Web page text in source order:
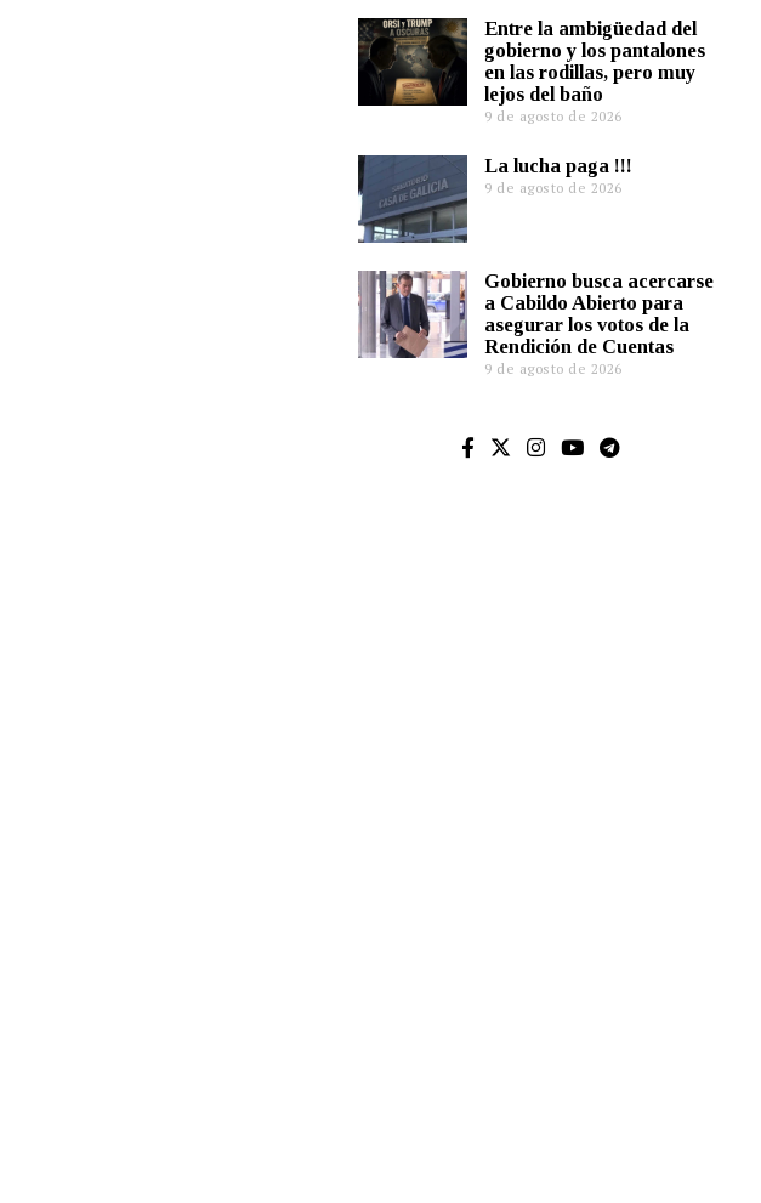
Entre la ambigüedad del
gobierno y los pantalones
en las rodillas, pero muy
lejos del baño
9 de agosto de 2026
La lucha paga !!!
9 de agosto de 2026
Gobierno busca acercarse
a Cabildo Abierto para
asegurar los votos de la
Rendición de Cuentas
9 de agosto de 2026